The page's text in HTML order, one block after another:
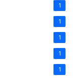
1
1
1
1
1